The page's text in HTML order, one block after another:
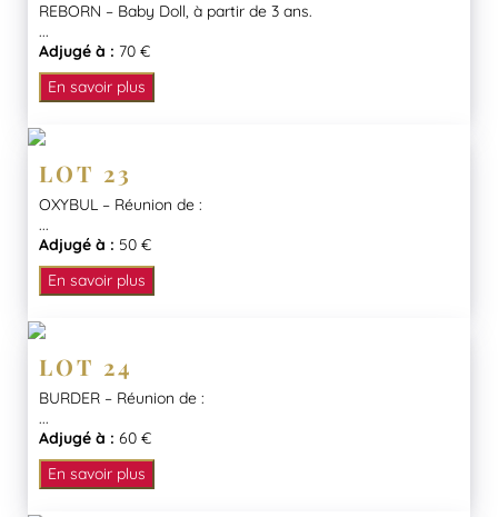
REBORN – Baby Doll, à partir de 3 ans.
...
Adjugé à : 70 €
En savoir plus
LOT 23
OXYBUL – Réunion de :
...
Adjugé à : 50 €
En savoir plus
LOT 24
BURDER – Réunion de :
...
Adjugé à : 60 €
En savoir plus